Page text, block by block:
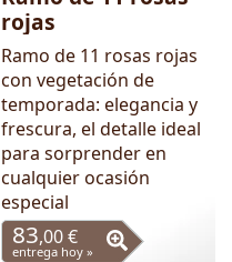
rojas
Ramo de 11 rosas rojas
con vegetación de
temporada: elegancia y
frescura, el detalle ideal
para sorprender en
cualquier ocasión
especial
83,00 €
entrega hoy »